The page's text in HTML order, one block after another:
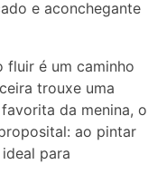
e aconchegante
fluir é um caminho
trouxe uma
da menina, o
ao pintar
para